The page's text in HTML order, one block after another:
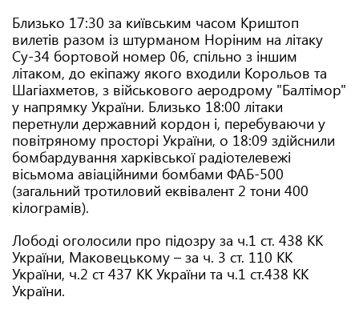
Близько 17:30 за київським часом Криштоп
вилетів разом із штурманом Норіним на літаку
Су-34 бортовой номер 06, спільно з іншим
літаком, до екіпажу якого входили Корольов та
Шагіахметов, з військового аеродрому "Балтімор"
у напрямку України. Близько 18:00 літаки
перетнули державний кордон і, перебуваючи у
повітряному просторі України, о 18:09 здійснили
бомбардування харківської радіотелевежі
вісьмома авіаційними бомбами ФАБ-500
(загальний тротиловий еквівалент 2 тони 400
кілограмів).
Лободі оголосили про підозру за ч.1 ст. 438 КК
України, Маковецькому – за ч. 3 ст. 110 КК
України, ч.2 ст 437 КК України та ч.1 ст.438 КК
України.